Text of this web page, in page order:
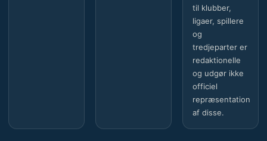
til klubber,
ligaer, spillere
og
tredjeparter er
redaktionelle
og udgør ikke
officiel
repræsentation
af disse.